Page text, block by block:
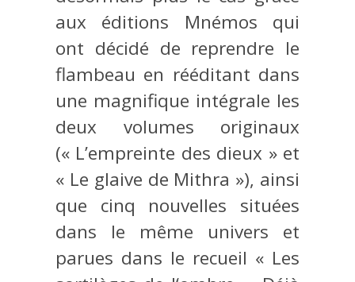
aux éditions Mnémos qui
ont décidé de reprendre le
flambeau en rééditant dans
une magnifique intégrale les
deux volumes originaux
(« L’empreinte des dieux » et
« Le glaive de Mithra »), ainsi
que cinq nouvelles situées
dans le même univers et
parues dans le recueil « Les